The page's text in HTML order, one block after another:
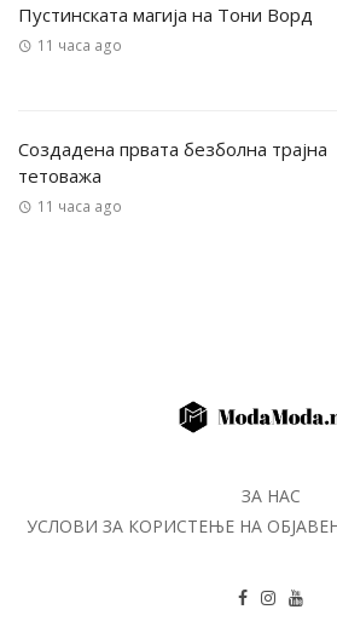
Пустинската магија на Тони Ворд
11 часа ago
Создадена првата безболна трајна
тетоважа
11 часа ago
ЗА НАС
УСЛОВИ ЗА КОРИСТЕЊЕ НА